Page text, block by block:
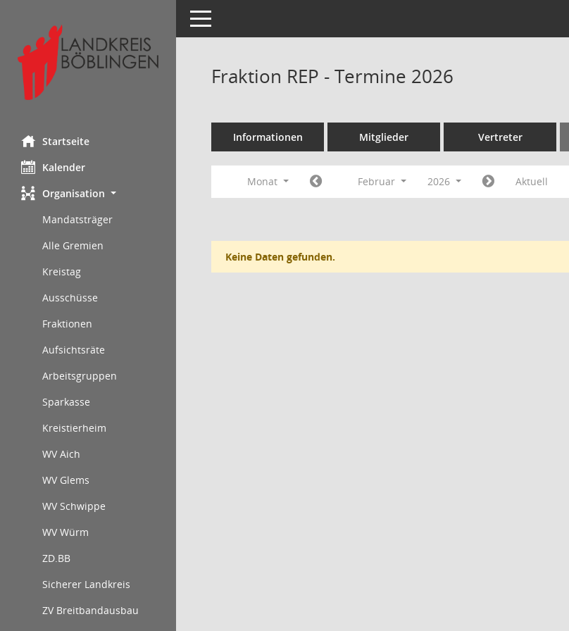
Startseite
Kalender
Organisation
Mandatsträger
Alle Gremien
Kreistag
Ausschüsse
Fraktionen
Aufsichtsräte
Arbeitsgruppen
Sparkasse
Kreistierheim
WV Aich
WV Glems
WV Schwippe
WV Würm
ZD.BB
Sicherer Landkreis
ZV Breitbandausbau
Toggle navigation
Fraktion REP - Termine 2026
Informationen Mitglieder Vertreter
Monat Februar 2026 Aktuell
Keine Daten gefunden.